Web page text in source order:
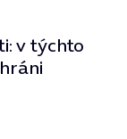
v týchto